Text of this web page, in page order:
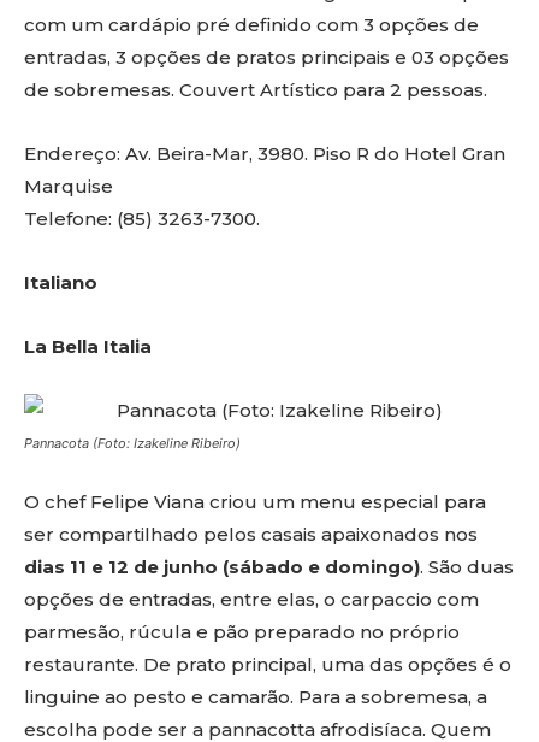
com um cardápio pré definido com 3 opções de
entradas, 3 opções de pratos principais e 03 opções
de sobremesas. Couvert Artístico para 2 pessoas.
Endereço: Av. Beira-Mar, 3980. Piso R do Hotel Gran
Marquise
Telefone: (85) 3263-7300.
Italiano
La Bella Italia
Pannacota (Foto: Izakeline Ribeiro)
O chef Felipe Viana criou um menu especial para
ser compartilhado pelos casais apaixonados nos
dias 11 e 12 de junho (sábado e domingo). São duas
opções de entradas, entre elas, o carpaccio com
parmesão, rúcula e pão preparado no próprio
restaurante. De prato principal, uma das opções é o
linguine ao pesto e camarão. Para a sobremesa, a
escolha pode ser a pannacotta afrodisíaca. Quem